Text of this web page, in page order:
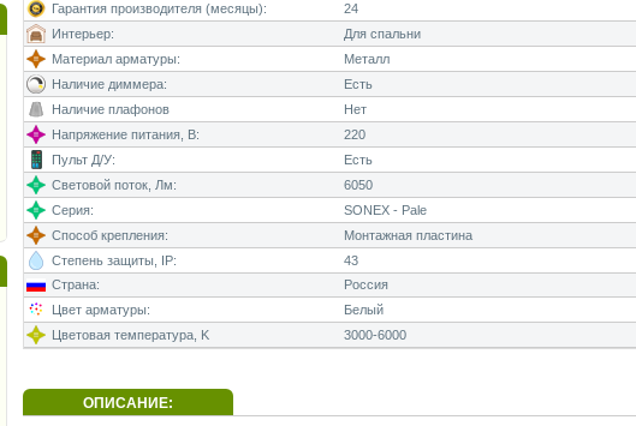
Гарантия производителя (месяцы):
24
Интерьер:
Для спальни
Материал арматуры:
Металл
Наличие диммера:
Есть
Наличие плафонов
Нет
Напряжение питания, В:
220
Пульт Д/У:
Есть
Световой поток, Лм:
6050
Серия:
SONEX - Pale
Способ крепления:
Монтажная пластина
Степень защиты, IP:
43
Страна:
Россия
Цвет арматуры:
Белый
Цветовая температура, K
3000-6000
ОПИСАНИЕ: